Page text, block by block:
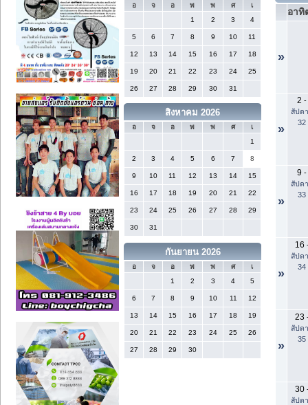
อ จ อ พ พ ศ
เ
1
2 3 4
5 6 7 8 9 10 11
12 13 14 15 16 17 18
19 20 21 22 23 24 25
26 27 28 29 30 31
สิงหาคม 2026
อ จ อ พ พ ศ
เ
1
2 3 4 5 6 7 8
9 10 11 12 13 14 15
16 17 18 19 20 21 22
23 24 25 26 27 28 29
30 31
กันยายน 2026
อ จ อ พ พ ศ
เ
1
2 3 4 5
6 7 8 9 10 11 12
13 14 15 16 17 18 19
20 21 22 23 24 25 26
27 28 29 30
อาทิ
»
»
2 -
สัปด
32
»
9 -
สัปด
33
»
16
สัปด
34
»
23
สัปด
35
30
สัปด